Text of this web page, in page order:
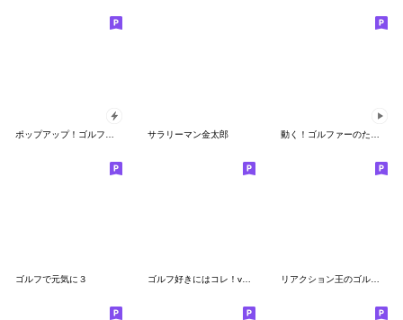
サラリーマン金太郎
ゴルフで元気に３ リアクション王のゴルフ好きオヤジ